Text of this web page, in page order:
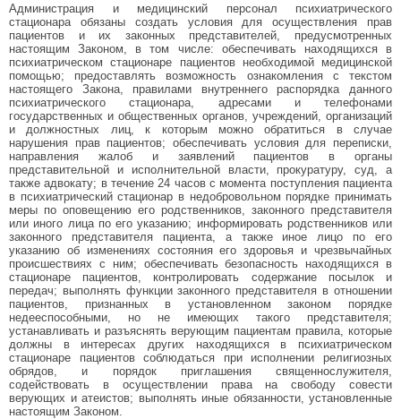
Администрация и медицинский персонал психиатрического
стационара обязаны создать условия для осуществления прав
пациентов и их законных представителей, предусмотренных
настоящим Законом, в том числе: обеспечивать находящихся в
психиатрическом стационаре пациентов необходимой медицинской
помощью; предоставлять возможность ознакомления с текстом
настоящего Закона, правилами внутреннего распорядка данного
психиатрического стационара, адресами и телефонами
государственных и общественных органов, учреждений, организаций
и должностных лиц, к которым можно обратиться в случае
нарушения прав пациентов; обеспечивать условия для переписки,
направления жалоб и заявлений пациентов в органы
представительной и исполнительной власти, прокуратуру, суд, а
также адвокату; в течение 24 часов с момента поступления пациента
в психиатрический стационар в недобровольном порядке принимать
меры по оповещению его родственников, законного представителя
или иного лица по его указанию; информировать родственников или
законного представителя пациента, а также иное лицо по его
указанию об изменениях состояния его здоровья и чрезвычайных
происшествиях с ним; обеспечивать безопасность находящихся в
стационаре пациентов, контролировать содержание посылок и
передач; выполнять функции законного представителя в отношении
пациентов, признанных в установленном законом порядке
недееспособными, но не имеющих такого представителя;
устанавливать и разъяснять верующим пациентам правила, которые
должны в интересах других находящихся в психиатрическом
стационаре пациентов соблюдаться при исполнении религиозных
обрядов, и порядок приглашения священнослужителя,
содействовать в осуществлении права на свободу совести
верующих и атеистов; выполнять иные обязанности, установленные
настоящим Законом.